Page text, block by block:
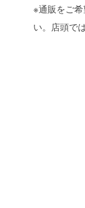
※通販をご
い。店頭で